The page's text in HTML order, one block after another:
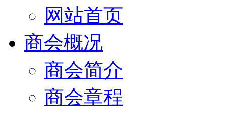
网站首页
商会概况
商会简介
商会章程